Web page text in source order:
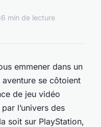
6 min de lecture
emmener dans un
aventure se côtoient
de jeu vidéo
l’univers des
soit sur PlayStation,